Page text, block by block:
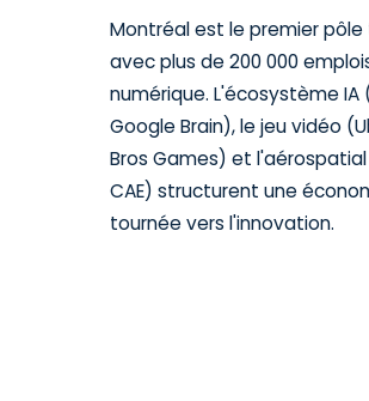
Montréal est le premier
avec plus de 200 000
numérique. L'écosystème IA
Google Brain), le jeu vidéo
Bros Games) et
CAE) structurent une
tournée vers l'innovation.